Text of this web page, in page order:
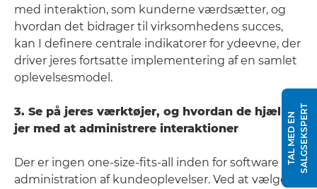
med interaktion, som kunderne værdsætter, og
hvordan det bidrager til virksomhedens succes,
kan I definere centrale indikatorer for ydeevne, der
driver jeres fortsatte implementering af en samlet
oplevelsesmodel.
3. Se på jeres værktøjer, og hvordan de hjælper
jer med at administrere interaktioner
Der er ingen one-size-fits-all inden for software til
administration af kundeoplevelser. Ved at vælge
T
A
L
M
E
D
E
N
S
A
L
G
S
E
K
S
P
E
RT